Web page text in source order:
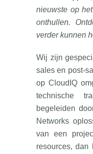
nieuwste op
onthullen.
verder kunnen
Wij zijn
sales en post-
op CloudIQ
technische
begeleiden
Networks
van een
resources,